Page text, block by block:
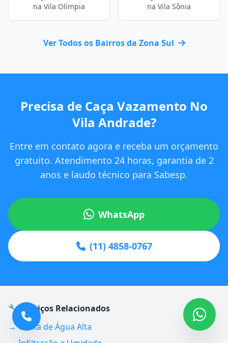
na Vila Olímpia
na Vila Sônia
Ver Todos os Bairros da Zona Sul
Precisa de Caça Vazamento No
Vila Andrade?
Entre em contato agora e receba um orçamento
gratuito. Atendimento 24 horas, garantia de 2
anos e laudo técnico para Sabesp.
WhatsApp
(11) 4858-0767
🔧 Serviços Relacionados
→ Conta de Água Alta